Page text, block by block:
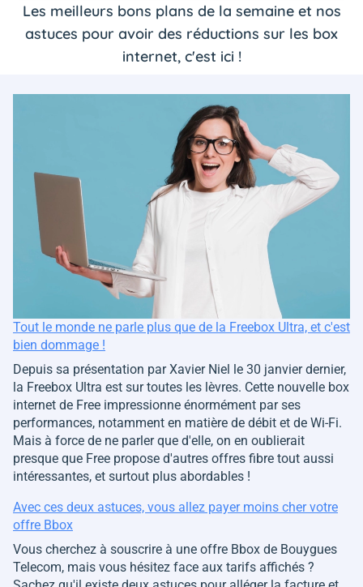
Les meilleurs bons plans de la semaine et nos
astuces pour avoir des réductions sur les box
internet, c'est ici !
Tout le monde ne parle plus que de la Freebox Ultra, et c'est
bien dommage !
Depuis sa présentation par Xavier Niel le 30 janvier dernier,
la Freebox Ultra est sur toutes les lèvres. Cette nouvelle box
internet de Free impressionne énormément par ses
performances, notamment en matière de débit et de Wi-Fi.
Mais à force de ne parler que d'elle, on en oublierait
presque que Free propose d'autres offres fibre tout aussi
intéressantes, et surtout plus abordables !
Avec ces deux astuces, vous allez payer moins cher votre
offre Bbox
Vous cherchez à souscrire à une offre Bbox de Bouygues
Telecom, mais vous hésitez face aux tarifs affichés ?